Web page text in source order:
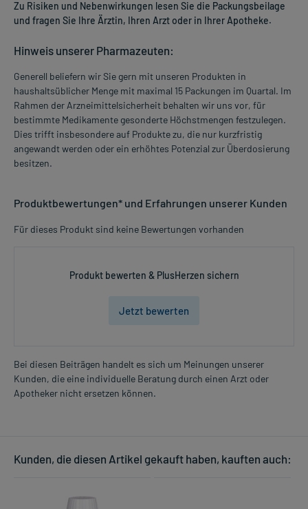
Zu Risiken und Nebenwirkungen lesen Sie die Packungsbeilage
und fragen Sie Ihre Ärztin, Ihren Arzt oder in Ihrer Apotheke.
Hinweis unserer Pharmazeuten:
Generell beliefern wir Sie gern mit unseren Produkten in
haushaltsüblicher Menge mit maximal 15 Packungen im Quartal. Im
Rahmen der Arzneimittelsicherheit behalten wir uns vor, für
bestimmte Medikamente gesonderte Höchstmengen festzulegen.
Dies trifft insbesondere auf Produkte zu, die nur kurzfristig
angewandt werden oder ein erhöhtes Potenzial zur Überdosierung
besitzen.
Produktbewertungen* und Erfahrungen unserer Kunden
Für dieses Produkt sind keine Bewertungen vorhanden
Produkt bewerten & PlusHerzen sichern
Jetzt bewerten
Bei diesen Beiträgen handelt es sich um Meinungen unserer
Kunden, die eine individuelle Beratung durch einen Arzt oder
Apotheker nicht ersetzen können.
Kunden, die diesen Artikel gekauft haben, kauften auch: